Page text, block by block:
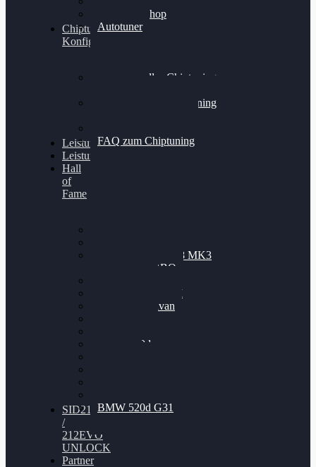
Alientech Shop
Autotuner
Chiptuning
Konfigurator
Professionelles Chiptuning
Professionelles Chiptuning
FAQ zum Chiptuning
Leistungsmessung
Leistungsprüfstand
Hall
of
Fame
Nissan GT-R35 3.8 MK3
V6 TWINTURBO
VW Passat 2.0TDI
VW T6 Multivan
BMW 120d
BMW 520d G31
SID212
/
212EVO
UNLOCK
Partner